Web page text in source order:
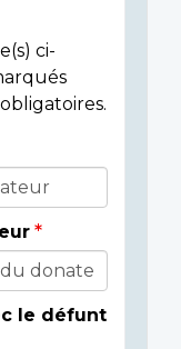
ci-
le défunt